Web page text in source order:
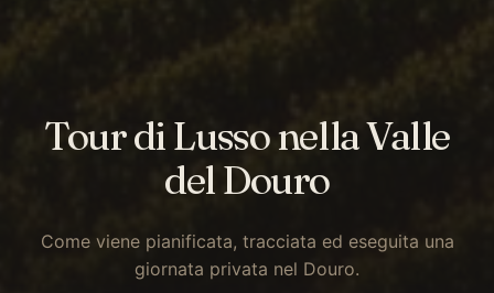
Tour di Lusso nella Valle
del Douro
Come viene pianificata, tracciata ed eseguita una
giornata privata nel Douro.